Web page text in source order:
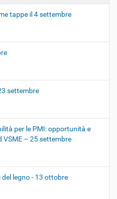
tappe il 4 settembre
settembre
per le PMI: opportunità e
– 25 settembre
legno - 13 ottobre